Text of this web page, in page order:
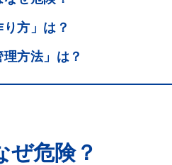
方」は？
方法」は？
ぜ危険？